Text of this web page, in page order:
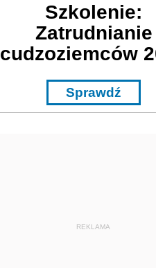
Szkolenie:
Zatrudnianie
cudzoziemców
Sprawdź
REKLAMA